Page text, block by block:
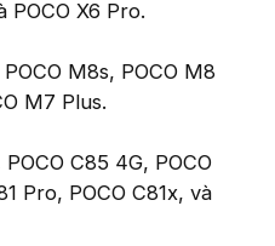
POCO X6 Pro.
M8s, POCO M8
M7 Plus.
POCO C85 4G, POCO
Pro, POCO C81x, và